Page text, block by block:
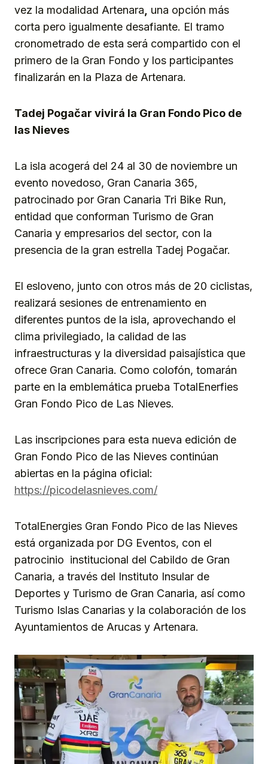
vez la modalidad Artenara
una opción más
corta pero igualmente desafiante. El tramo
cronometrado de esta será compartido con el
primero de la Gran Fondo y los participantes
finalizarán en la Plaza de Artenara.
Tadej Pogačar vivirá la Gran Fondo Pico de
las Nieves
La isla acogerá del 24 al 30 de noviembre un
evento novedoso, Gran Canaria 365,
patrocinado por Gran Canaria Tri Bike Run,
entidad que conforman Turismo de Gran
Canaria y empresarios del sector, con la
presencia de la gran estrella Tadej Pogačar.
El esloveno, junto con otros más de 20 ciclistas,
realizará sesiones de entrenamiento en
diferentes puntos de la isla, aprovechando el
clima privilegiado, la calidad de las
infraestructuras y la diversidad paisajística que
ofrece Gran Canaria. Como colofón, tomarán
parte en la emblemática prueba TotalEnerfies
Gran Fondo Pico de Las Nieves.
Las inscripciones para esta nueva edición de
Gran Fondo Pico de las Nieves continúan
abiertas en la página oficial:
https://picodelasnieves.com/
TotalEnergies Gran Fondo Pico de las Nieves
está organizada por DG Eventos, con el
patrocinio institucional del Cabildo de Gran
Canaria, a través del Instituto Insular de
Deportes y Turismo de Gran Canaria, así como
Turismo Islas Canarias y la colaboración de los
Ayuntamientos de Arucas y Artenara.